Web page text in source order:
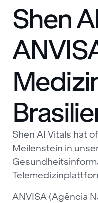
Shen
Shen AI Vitals hat
Meilenstein in
ANVISA (Agência